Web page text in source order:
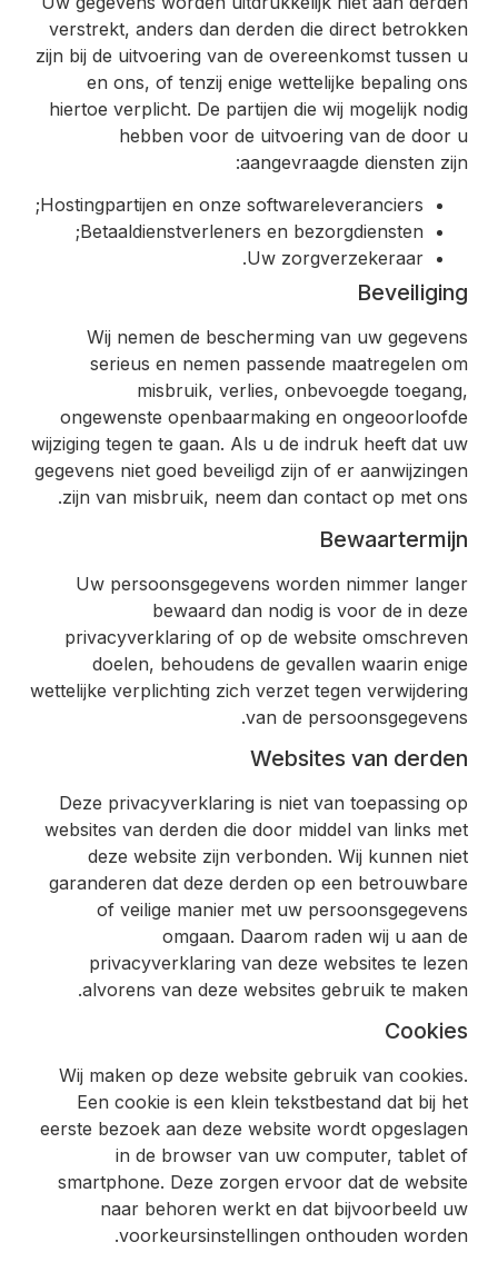
verstrekt, anders dan derden die direct betrokken
zijn bij de uitvoering van de overeenkomst tussen u
en ons, of tenzij enige wettelijke bepaling ons
hiertoe verplicht. De partijen die wij mogelijk nodig
hebben voor de uitvoering van de door u
aangevraagde diensten zijn:
Hostingpartijen en onze softwareleveranciers;
Betaaldienstverleners en bezorgdiensten;
Uw zorgverzekeraar.
Beveiliging
Wij nemen de bescherming van uw gegevens
serieus en nemen passende maatregelen om
misbruik, verlies, onbevoegde toegang,
ongewenste openbaarmaking en ongeoorloofde
wijziging tegen te gaan. Als u de indruk heeft dat uw
gegevens niet goed beveiligd zijn of er aanwijzingen
zijn van misbruik, neem dan contact op met ons.
Bewaartermijn
Uw persoonsgegevens worden nimmer langer
bewaard dan nodig is voor de in deze
privacyverklaring of op de website omschreven
doelen, behoudens de gevallen waarin enige
wettelijke verplichting zich verzet tegen verwijdering
van de persoonsgegevens.
Websites van derden
Deze privacyverklaring is niet van toepassing op
websites van derden die door middel van links met
deze website zijn verbonden. Wij kunnen niet
garanderen dat deze derden op een betrouwbare
of veilige manier met uw persoonsgegevens
omgaan. Daarom raden wij u aan de
privacyverklaring van deze websites te lezen
alvorens van deze websites gebruik te maken.
Cookies
Wij maken op deze website gebruik van cookies.
Een cookie is een klein tekstbestand dat bij het
eerste bezoek aan deze website wordt opgeslagen
in de browser van uw computer, tablet of
smartphone. Deze zorgen ervoor dat de website
naar behoren werkt en dat bijvoorbeeld uw
voorkeursinstellingen onthouden worden.